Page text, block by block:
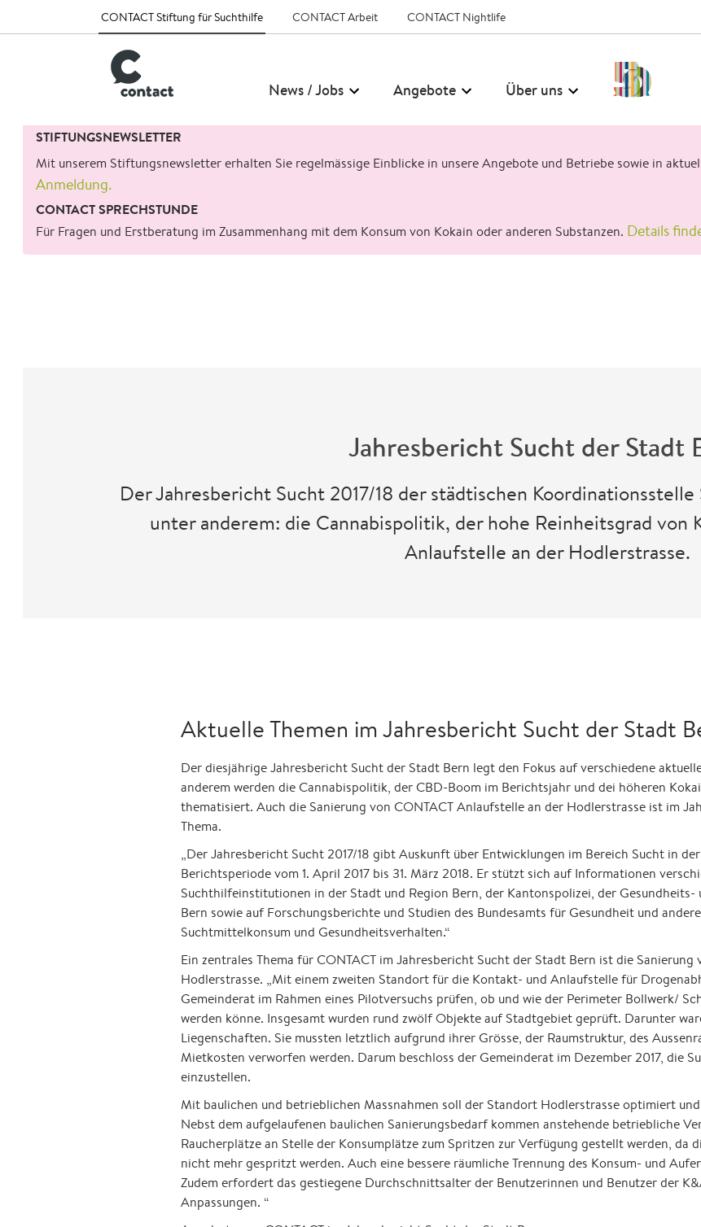
CONTACT Stiftung für Suchthilfe CONTACT Arbeit CONTACT Nightlife
News / Jobs Angebote Über uns
nach:
STIFTUNGSNEWSLETTER
Mit unserem Stiftungsnewsletter erhalten Sie regelmässige Einblicke in unsere Angebote und Betriebe sowie in
Anmeldung.
CONTACT SPRECHSTUNDE
Für Fragen und Erstberatung im Zusammenhang mit dem Konsum von Kokain oder anderen Substanzen. Details
Jahresbericht Sucht der Stadt
Der Jahresbericht Sucht 2017/18 der städtischen
unter anderem: die Cannabispolitik, der hohe Reinheitsgrad von
Anlaufstelle an der Hodlerstrasse.
Aktuelle Themen im Jahresbericht Sucht der Stadt
Der diesjährige Jahresbericht Sucht der Stadt Bern legt den Fokus auf verschiedene
anderem werden die Cannabispolitik, der CBD-Boom im Berichtsjahr und dei höheren
thematisiert. Auch die Sanierung von CONTACT Anlaufstelle an der Hodlerstrasse ist im
Thema.
„Der Jahresbericht Sucht 2017/18 gibt Auskunft über Entwicklungen im Bereich Sucht in
Berichtsperiode vom 1. April 2017 bis 31. März 2018. Er stützt sich auf Informationen
Suchthilfeinstitutionen in der Stadt und Region Bern, der Kantonspolizei, der
Bern sowie auf Forschungsberichte und Studien des Bundesamts für Gesundheit und
Suchtmittelkonsum und Gesundheitsverhalten.“
Ein zentrales Thema für CONTACT im Jahresbericht Sucht der Stadt Bern ist die
Hodlerstrasse. „Mit einem zweiten Standort für die Kontakt- und Anlaufstelle für
Gemeinderat im Rahmen eines Pilotversuchs prüfen, ob und wie der Perimeter Bollwerk/
werden könne. Insgesamt wurden rund zwölf Objekte auf Stadtgebiet geprüft. Darunter
Liegenschaften. Sie mussten letztlich aufgrund ihrer Grösse, der Raumstruktur, des
Mietkosten verworfen werden. Darum beschloss der Gemeinderat im Dezember 2017, die
einzustellen.
Mit baulichen und betrieblichen Massnahmen soll der Standort Hodlerstrasse optimiert
Nebst dem aufgelaufenen baulichen Sanierungsbedarf kommen anstehende betriebliche
Raucherplätze an Stelle der Konsumplätze zum Spritzen zur Verfügung gestellt werden, da
nicht mehr gespritzt werden. Auch eine bessere räumliche Trennung des Konsum- und
Zudem erfordert das gestiegene Durchschnittsalter der Benutzerinnen und Benutzer der
Anpassungen. “